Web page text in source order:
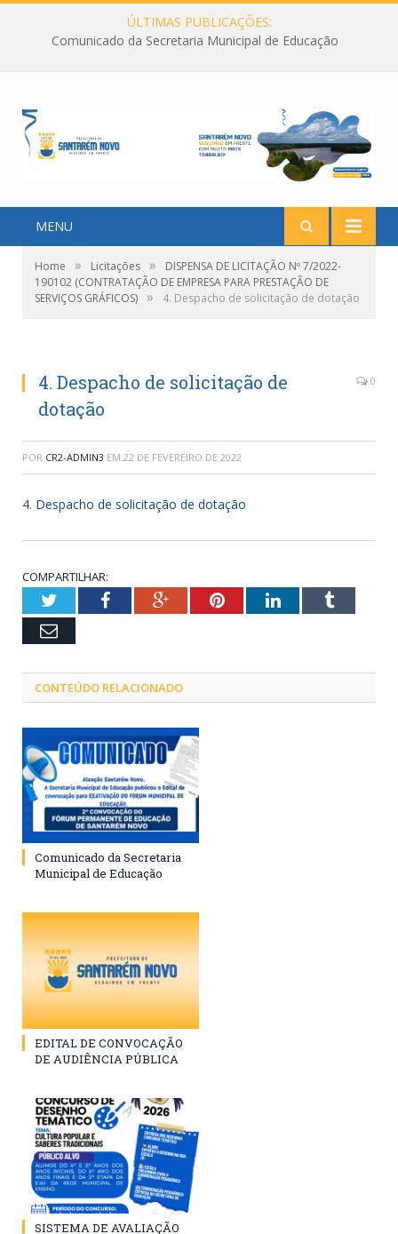
ÚLTIMAS PUBLICAÇÕES:
Comunicado da Secretaria Municipal de Educação
MENU
Home » Licitações »
DISPENSA DE LICITAÇÃO Nº 7/2022-
190102 (CONTRATAÇÃO DE EMPRESA PARA PRESTAÇÃO DE
SERVIÇOS GRÁFICOS) » 4. Despacho de solicitação de dotação
4. Despacho de solicitação de
dotação
0
POR CR2-ADMIN3 EM 22 DE FEVEREIRO DE 2022
4. Despacho de solicitação de dotação
COMPARTILHAR:
TwitterFacebookGoogle+PinterestLinkedInTumblr
Email
CONTEÚDO RELACIONADO
Comunicado da Secretaria
Municipal de Educação
EDITAL DE CONVOCAÇÃO
DE AUDIÊNCIA PÚBLICA
SISTEMA DE AVALIAÇÃO